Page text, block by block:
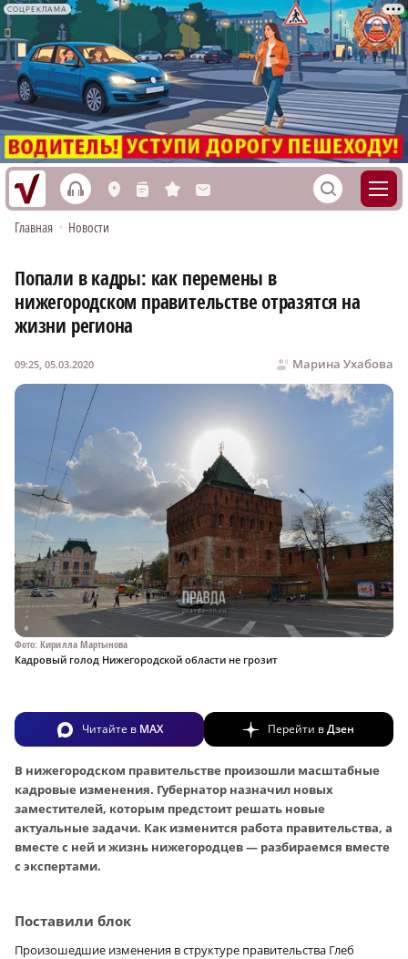
СОЦРЕКЛАМА
h L n s M S
Главная • Новости
Попали в кадры: как перемены в
нижегородском правительстве отразятся на
жизни региона
Марина Ухабова
09:25, 05.03.2020
Фото: Кирилла Мартынова
Кадровый голод Нижегородской области не грозит
Читайте в MAX Перейти вДзен
В нижегородском правительстве произошли масштабные
кадровые изменения. Губернатор назначил новых
заместителей, которым предстоит решать новые
актуальные задачи. Как изменится работа правительства, а
вместе с ней и жизнь нижегородцев — разбираемся вместе
с экспертами.
Поставили блок
Произошедшие изменения в структуре правительства Глеб